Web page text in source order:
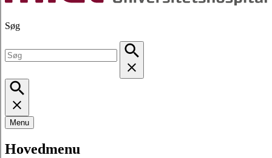
Søg
Menu
Hovedmenu